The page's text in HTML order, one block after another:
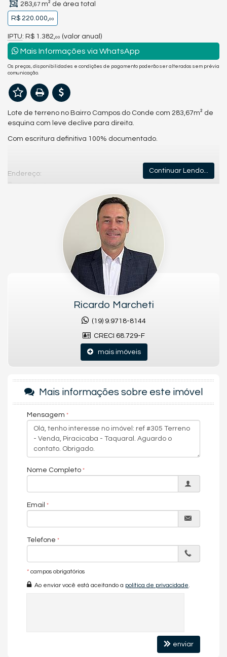
283,67 m² de área total
R$ 220.000,00
IPTU: R$ 1.382, 00 (valor anual)
Mais Informações via WhatsApp
Os preços, disponibilidades e condições de pagamento poderão ser alterados sem prévia
comunicação.
Lote de terreno no Bairro Campos do Conde com 283,67m² de
esquina com leve declive para direita.
Com escritura definitiva 100% documentado.
Endereço:
Continuar Lendo...
Ricardo Marcheti
(19) 9.9718-8144
CRECI 68.729-F
mais imóveis
Mais informações sobre este imóvel
Mensagem
Nome Completo
Email
Telefone
* campos obrigatórios
Ao enviar você está aceitando a política de privacidade
enviar